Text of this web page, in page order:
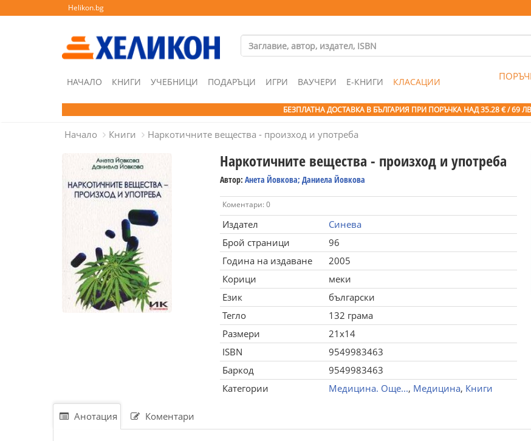
Helikon.bg
НАЧАЛО КНИГИ УЧЕБНИЦИ ПОДАРЪЦИ ИГРИ ВАУЧЕРИ Е-КНИГИ КЛАСАЦИИ
БЕЗПЛАТНА ДОСТАВКА В БЪЛГАРИЯ ПРИ ПОРЪЧКА НАД 35.28 € / 69
Начало Книги Наркотичните вещества - произход и употреба
Наркотичните вещества - произход и употреба
Автор: Анета Йовкова; Даниела Йовкова
Коментари: 0
Издател
Синева
Брой страници
96
Година на издаване
2005
Корици
меки
Език
български
Тегло
132 грама
Размери
21x14
ISBN
9549983463
Баркод
9549983463
Категории
Медицина. Още..., Медицина, Книги
Анотация Коментари